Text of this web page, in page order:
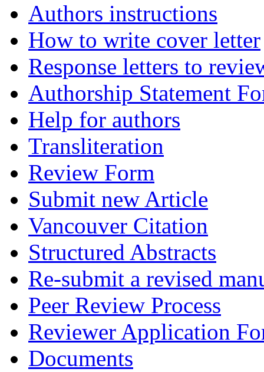
Authors instructions
How to write cover letter
Response letters to
Authorship Statement
Help for authors
Transliteration
Review Form
Submit new Article
Vancouver Citation
Structured Abstracts
Re-submit a revised
Peer Review Process
Reviewer Application
Documents